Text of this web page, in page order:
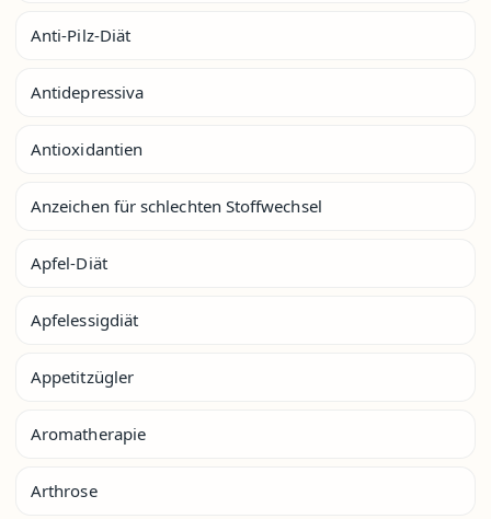
Anti-Pilz-Diät
Antidepressiva
Antioxidantien
Anzeichen für schlechten Stoffwechsel
Apfel-Diät
Apfelessigdiät
Appetitzügler
Aromatherapie
Arthrose